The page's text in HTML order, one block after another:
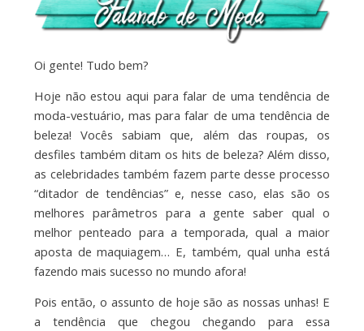
Oi gente! Tudo bem?
Hoje não estou aqui para falar de uma tendência de
moda-vestuário, mas para falar de uma tendência de
beleza! Vocês sabiam que, além das roupas, os
desfiles também ditam os hits de beleza? Além disso,
as celebridades também fazem parte desse processo
“ditador de tendências” e, nesse caso, elas são os
melhores parâmetros para a gente saber qual o
melhor penteado para a temporada, qual a maior
aposta de maquiagem… E, também, qual unha está
fazendo mais sucesso no mundo afora!
Pois então, o assunto de hoje são as nossas unhas! E
a tendência que chegou chegando para essa